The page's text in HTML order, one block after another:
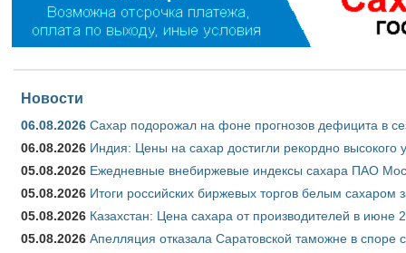
Новости
06.08.2026 Сахар подорожал на фоне прогнозов дефицита в
06.08.2026 Индия: Цены на сахар достигли рекордно высокого
05.08.2026 Ежедневные внебиржевые индексы сахара ПАО
05.08.2026 Итоги российских биржевых торгов белым сахаром
05.08.2026 Казахстан: Цена сахара от производителей в июне
05.08.2026 Апелляция отказала Саратовской таможне в